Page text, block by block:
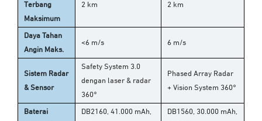
Terbang
Maksimum
2 km 2 km
Daya Tahan
Angin Maks.
<6 m/s 6 m/s
Sistem Radar
& Sensor
Safety System 3.0
dengan laser & radar
360°
Phased Array Radar
+ Vision System 360°
Baterai
DB2160, 41.000 mAh,
DB1560, 30.000 mAh,